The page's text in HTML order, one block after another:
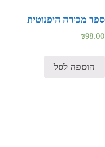
ספר מכירה היפנוטית
₪98.00
הוספה לסל